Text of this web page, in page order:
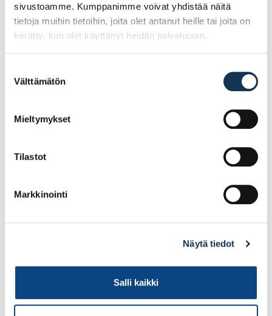
sivustoamme. Kumppanimme voivat yhdistää näitä
tietoja muihin tietoihin, joita olet antanut heille tai joita on
kerätty, kun olet käyttänyt heidän palvelujaan.
valinta
Välttämätön
Mieltymykset
Tilastot
Markkinointi
Näytä tiedot
Salli kaikki
21.51€ /kpl(alv. 0%)
25kpl/pss POISTUVA